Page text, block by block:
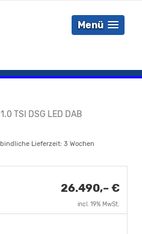
Menü
TSI DSG LED DAB
Lieferzeit: 3 Wochen
26.490,– €
incl. 19% MwSt.